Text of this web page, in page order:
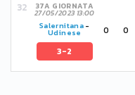
37A GIORNATA
27/05/2023 13:00
Salernitana-
Udinese
3-2
0 0